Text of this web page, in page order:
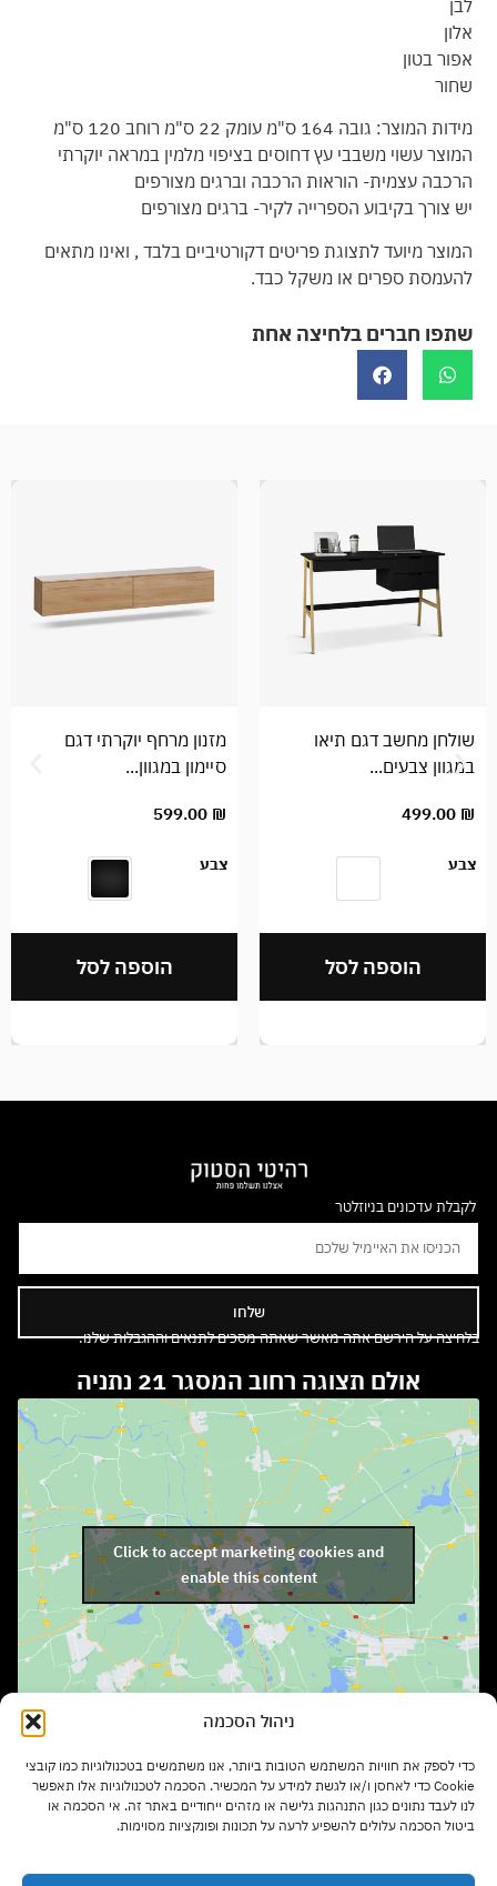
ניהול הסכמה
כדי לספק את חוויות המשתמש הטובות ביותר, אנו משתמשים בטכנולוגיות כמו קובצי
Cookie כדי לאחסן ו/או לגשת למידע על המכשיר. הסכמה לטכנולוגיות אלו תאפשר
לנו לעבד נתונים כגון התנהגות גלישה או מזהים ייחודיים באתר זה. אי הסכמה או
ביטול הסכמה עלולים להשפיע לרעה על תכונות ופונקציות מסוימות.
לבן
אלון
אפור בטון
שחור
מידות המוצר: גובה 164 ס"מ עומק 22 ס"מ רוחב 120 ס"מ
המוצר עשוי משבבי עץ דחוסים בציפוי מלמין במראה יוקרתי
הרכבה עצמית- הוראות הרכבה וברגים מצורפים
יש צורך בקיבוע הספרייה לקיר- ברגים מצורפים
המוצר מיועד לתצוגת פריטים דקורטיביים בלבד , ואינו מתאים
להעמסת ספרים או משקל כבד.
שתפו חברים בלחיצה אחת
499.00 ₪
שולחן מחשב דגם תיאו
במגוון צבעים...
צבע
הוספה לסל
599.00 ₪
מזנון מרחף יוקרתי דגם
סיימון במגוון...
צבע
הוספה לסל
לקבלת עדכונים בניוזלטר
שלחו
בלחיצה על הירשם אתה מאשר שאתה מסכים לתנאים וההגבלות שלנו.
אולם תצוגה רחוב המסגר 21 נתניה
Click to accept marketing cookies and
enable this content
ימים א' – ה' בשעות 9:00 – 17:00
יום ו' בשעות 9:00 – 13:00